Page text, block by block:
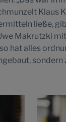
Klaus
ließe,
Makrutzki
hat alles
sondern